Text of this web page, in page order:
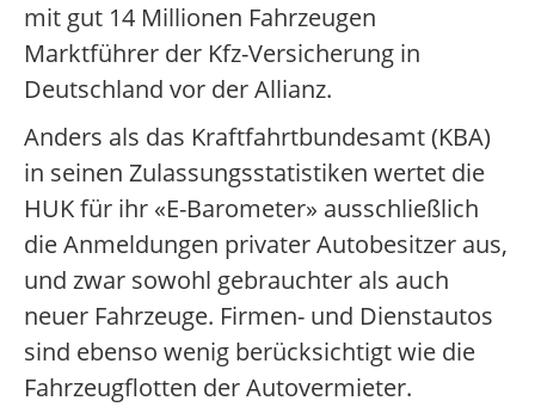
mit gut 14 Millionen Fahrzeugen
Marktführer der Kfz-Versicherung in
Deutschland vor der Allianz.
Anders als das Kraftfahrtbundesamt (KBA)
in seinen Zulassungsstatistiken wertet die
HUK für ihr «E-Barometer» ausschließlich
die Anmeldungen privater Autobesitzer aus,
und zwar sowohl gebrauchter als auch
neuer Fahrzeuge. Firmen- und Dienstautos
sind ebenso wenig berücksichtigt wie die
Fahrzeugflotten der Autovermieter.